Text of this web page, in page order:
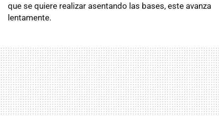
que se quiere realizar asentando las bases, este avanza
lentamente.